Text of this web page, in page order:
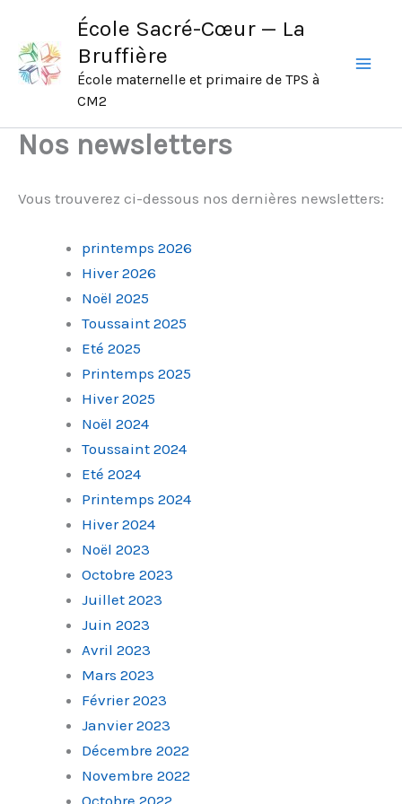
contenu
École Sacré-Cœur — La
Bruffière
École maternelle et primaire de TPS à
CM2
Nos newsletters
Vous trouverez ci-dessous nos dernières newsletters:
printemps 2026
Hiver 2026
Noël 2025
Toussaint 2025
Eté 2025
Printemps 2025
Hiver 2025
Noël 2024
Toussaint 2024
Eté 2024
Printemps 2024
Hiver 2024
Noël 2023
Octobre 2023
Juillet 2023
Juin 2023
Avril 2023
Mars 2023
Février 2023
Janvier 2023
Décembre 2022
Novembre 2022
Octobre 2022